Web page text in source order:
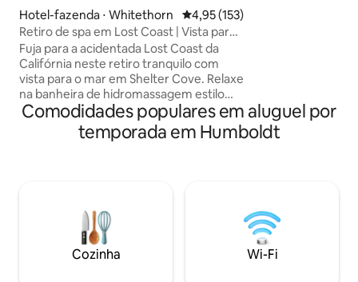
Hotel-fazenda ⋅ Whitethorn 4,95 de uma avaliação média de
4,95 (153)
Retiro de spa em Lost Coast | Vista para
o mar + banheira de hidromassagem
Fuja para a acidentada Lost Coast da
Califórnia neste retiro tranquilo com
vista para o mar em Shelter Cove. Relaxe
na banheira de hidromassagem estilo
spa depois de um dia explorando a Black
Sands Beach, caminhando por trilhas
costeiras ou observando baleias ao
aconchegante e experiências de bem-
estar opcionais projetadas para ajudar
você a relaxar totalmente. Perfeito para
escapadinhas românticas, amantes da
reformadas. A
praia e de
Comodidades populares em aluguel por
temporada em Humboldt
Cozinha Wi-Fi